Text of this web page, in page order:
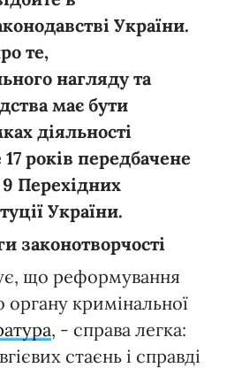
України.
те,
нагляду та
має бути
діяльності
років передбачене
Перехідних
України.
законотворчості
що реформування
органу кримінальної
, - справа легка:
стаєнь і справді